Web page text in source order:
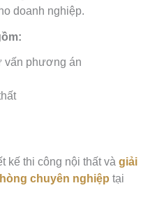
doanh nghiệp.
vấn phương án
kế thi công nội thất và giải
chuyên nghiệp tại